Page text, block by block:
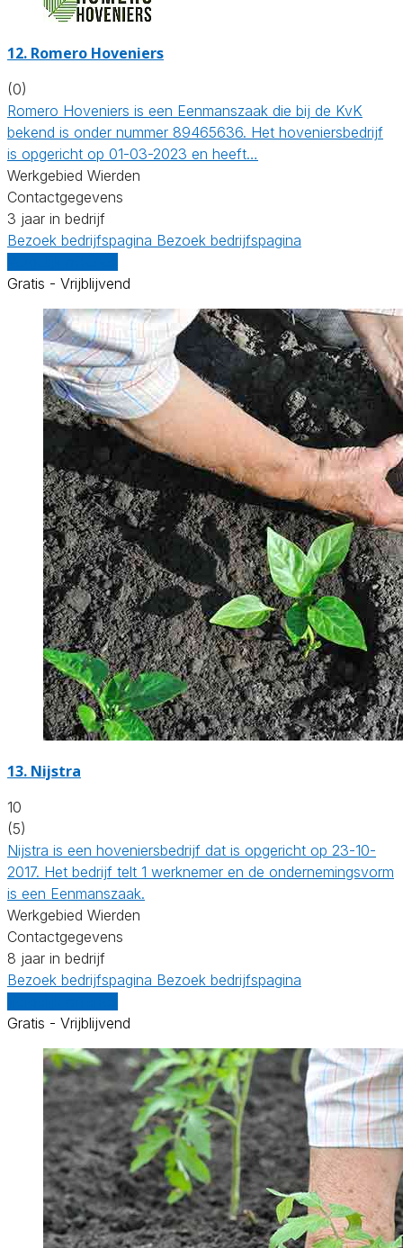
12. Romero Hoveniers
(0)
Romero Hoveniers is een Eenmanszaak die bij de KvK
bekend is onder nummer 89465636. Het hoveniersbedrijf
is opgericht op 01-03-2023 en heeft…
Werkgebied Wierden
Contactgegevens
3 jaar in bedrijf
Bezoek bedrijfspagina Bezoek bedrijfspagina
Gratis - Vrijblijvend
13. Nijstra
10
(5)
Nijstra is een hoveniersbedrijf dat is opgericht op 23-10-
2017. Het bedrijf telt 1 werknemer en de ondernemingsvorm
is een Eenmanszaak.
Werkgebied Wierden
Contactgegevens
8 jaar in bedrijf
Bezoek bedrijfspagina Bezoek bedrijfspagina
Gratis - Vrijblijvend